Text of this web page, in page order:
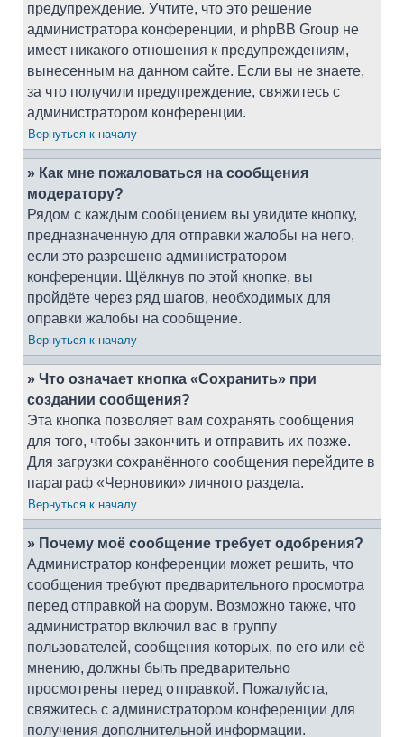
предупреждение. Учтите, что это решение
администратора конференции, и phpBB Group не
имеет никакого отношения к предупреждениям,
вынесенным на данном сайте. Если вы не знаете,
за что получили предупреждение, свяжитесь с
администратором конференции.
Вернуться к началу
» Как мне пожаловаться на сообщения
модератору?
Рядом с каждым сообщением вы увидите кнопку,
предназначенную для отправки жалобы на него,
если это разрешено администратором
конференции. Щёлкнув по этой кнопке, вы
пройдёте через ряд шагов, необходимых для
оправки жалобы на сообщение.
Вернуться к началу
» Что означает кнопка «Сохранить» при
создании сообщения?
Эта кнопка позволяет вам сохранять сообщения
для того, чтобы закончить и отправить их позже.
Для загрузки сохранённого сообщения перейдите в
параграф «Черновики» личного раздела.
Вернуться к началу
» Почему моё сообщение требует одобрения?
Администратор конференции может решить, что
сообщения требуют предварительного просмотра
перед отправкой на форум. Возможно также, что
администратор включил вас в группу
пользователей, сообщения которых, по его или её
мнению, должны быть предварительно
просмотрены перед отправкой. Пожалуйста,
свяжитесь с администратором конференции для
получения дополнительной информации.